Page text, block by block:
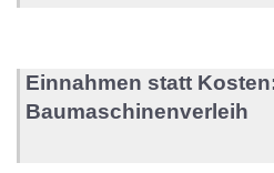
Einnahmen statt
Baumaschinenverleih